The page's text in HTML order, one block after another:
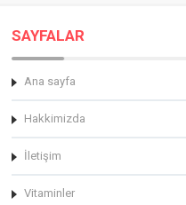
SAYFALAR
Ana sayfa
Hakkimizda
İletişim
Vitaminler